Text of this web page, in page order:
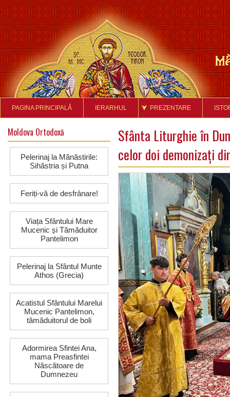
PAGINA PRINCIPALĂ IERARHUL PREZENTARE
Moldova Ortodoxă
Pelerinaj la Mănăstirile:
Sihăstria și Putna
Feriți-vă de desfrânare!
Viața Sfântului Mare
Mucenic și Tămăduitor
Pantelimon
Pelerinaj la Sfântul Munte
Athos (Grecia)
Acatistul Sfântului Marelui
Mucenic Pantelimon,
tămăduitorul de boli
Adormirea Sfintei Ana,
mama Preasfintei
Născătoare de
Dumnezeu
Sfânta Liturghie în
celor doi demonizați